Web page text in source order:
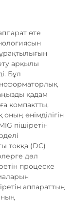
өте
арқылы
Бұл
қадам
компактты,
өнімділігін
пішіретін
токқа (DC)
дәл
процеске
аппараттың